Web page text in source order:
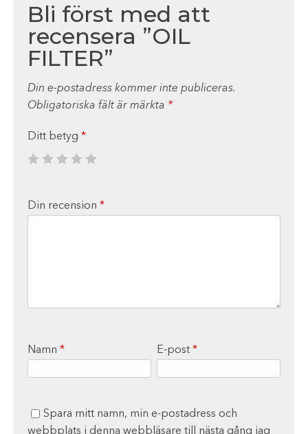
Bli först med att
recensera ”OIL
FILTER”
Din e-postadress kommer inte publiceras.
Obligatoriska fält är märkta *
Ditt betyg *
Din recension *
Namn * E-post *
Spara mitt namn, min e-postadress och
webbplats i denna webbläsare till nästa gång jag